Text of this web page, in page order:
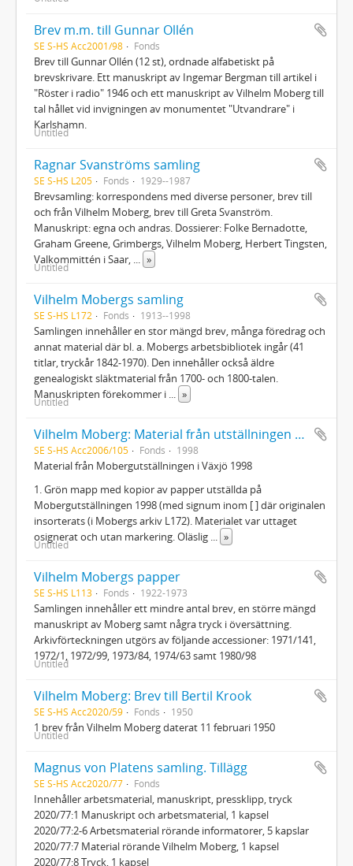
Brev m.m. till Gunnar Ollén
SE S-HS Acc2001/98 Fonds
Brev till Gunnar Ollén (12 st), ordnade alfabetiskt på
brevskrivare. Ett manuskript av Ingemar Bergman till artikel i
"Röster i radio" 1946 och ett manuskript av Vilhelm Moberg till
tal hållet vid invigningen av monumentet "Utvandrare" i
Karlshamn.
Untitled
Ragnar Svanströms samling
SE S-HS L205 Fonds 1929--1987
Brevsamling: korrespondens med diverse personer, brev till
och från Vilhelm Moberg, brev till Greta Svanström.
Manuskript: egna och andras. Dossierer: Folke Bernadotte,
Graham Greene, Grimbergs, Vilhelm Moberg, Herbert Tingsten,
Valkommittén i Saar,
»
Untitled
Vilhelm Mobergs samling
SE S-HS L172 Fonds 1913--1998
Samlingen innehåller en stor mängd brev, många föredrag och
annat material där bl. a. Mobergs arbetsbibliotek ingår (41
titlar, tryckår 1842-1970). Den innehåller också äldre
genealogiskt släktmaterial från 1700- och 1800-talen.
Manuskripten förekommer i
»
Untitled
Vilhelm Moberg: Material från utställningen vid Utvandrarnas Hus i Växjö 1998
SE S-HS Acc2006/105 Fonds 1998
Material från Mobergutställningen i Växjö 1998
1. Grön mapp med kopior av papper utställda på
Mobergutställningen 1998 (med signum inom [ ] där originalen
insorterats (i Mobergs arkiv L172). Materialet var uttaget
osignerat och utan markering. Oläslig
»
Untitled
Vilhelm Mobergs papper
SE S-HS L113 Fonds 1922-1973
Samlingen innehåller ett mindre antal brev, en större mängd
manuskript av Moberg samt några tryck i översättning.
Arkivförteckningen utgörs av följande accessioner: 1971/141,
1972/1, 1972/99, 1973/84, 1974/63 samt 1980/98
Untitled
Vilhelm Moberg: Brev till Bertil Krook
SE S-HS Acc2020/59 Fonds 1950
1 brev från Vilhelm Moberg daterat 11 februari 1950
Untitled
Magnus von Platens samling. Tillägg
SE S-HS Acc2020/77 Fonds
Innehåller arbetsmaterial, manuskript, pressklipp, tryck
2020/77:1 Manuskript och arbetsmaterial, 1 kapsel
2020/77:2-6 Arbetsmaterial rörande informatorer, 5 kapslar
2020/77:7 Material rörande Vilhelm Moberg, 1 kapsel
2020/77:8 Tryck, 1 kapsel